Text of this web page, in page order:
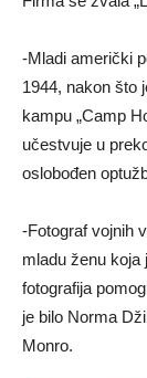
-Mladi američki
1944, nakon što
kampu „Camp
učestvuje u
oslobođen
-Fotograf vojnih
mladu ženu koja
fotografija
je bilo Norma
Monro.